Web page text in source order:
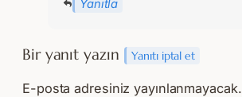
Yanıtla
Bir yanıt yazın Yanıtı iptal et
E-posta adresiniz yayınlanmayacak.